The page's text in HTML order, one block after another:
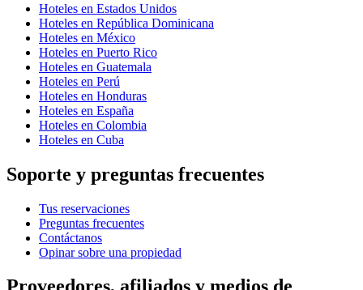
Hoteles en Estados Unidos
Hoteles en República Dominicana
Hoteles en México
Hoteles en Puerto Rico
Hoteles en Guatemala
Hoteles en Perú
Hoteles en Honduras
Hoteles en España
Hoteles en Colombia
Hoteles en Cuba
Soporte y preguntas frecuentes
Tus reservaciones
Preguntas frecuentes
Contáctanos
Opinar sobre una propiedad